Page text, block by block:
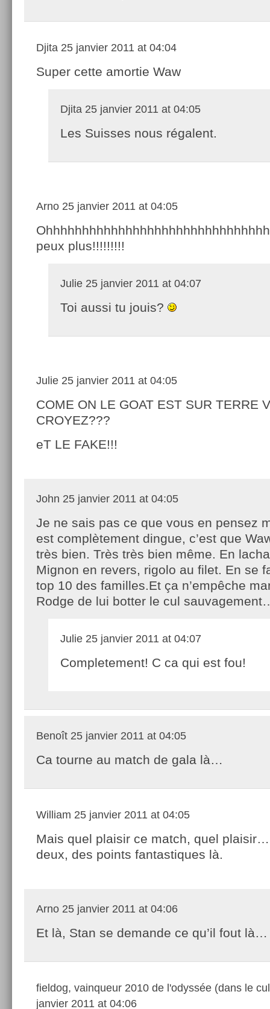
Djita 25 janvier 2011 at 04:04
Super cette amortie Waw
Djita 25 janvier 2011 at 04:05
Les Suisses nous régalent.
Arno 25 janvier 2011 at 04:05
peux plus!!!!!!!!!
Julie 25 janvier 2011 at 04:07
Toi aussi tu jouis?
Julie 25 janvier 2011 at 04:05
COME ON LE GOAT EST SUR TERRE
CROYEZ???
eT LE FAKE!!!
John 25 janvier 2011 at 04:05
Je ne sais pas ce que vous en pensez
est complètement dingue, c’est que
très bien. Très très bien même. En
Mignon en revers, rigolo au filet. En se
top 10 des familles.Et ça n’empêche
Rodge de lui botter le cul
Julie 25 janvier 2011 at 04:07
Completement! C ca qui est fou!
Benoît 25 janvier 2011 at 04:05
Ca tourne au match de gala là…
William 25 janvier 2011 at 04:05
Mais quel plaisir ce match, quel
deux, des points fantastiques là.
Arno 25 janvier 2011 at 04:06
Et là, Stan se demande ce qu’il fout là…
fieldog, vainqueur 2010 de l'odyssée (dans le
janvier 2011 at 04:06